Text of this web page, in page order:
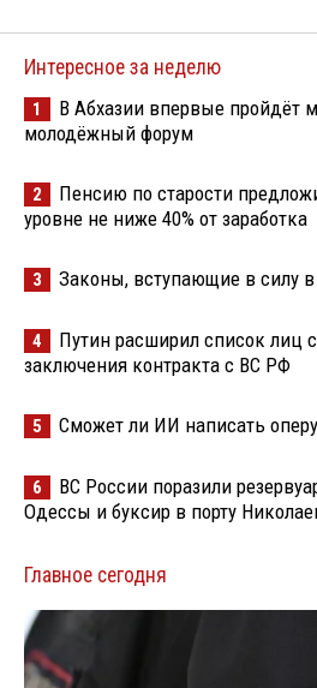
Интересное за неделю
1
В Абхазии впервые пройдёт
молодёжный форум
2
Пенсию по старости
уровне не ниже 40% от заработка
3 Законы, вступающие в силу в
4
Путин расширил список лиц
заключения контракта с ВС РФ
5 Сможет ли ИИ написать
6
ВС России поразили
Одессы и буксир в порту
Главное сегодня